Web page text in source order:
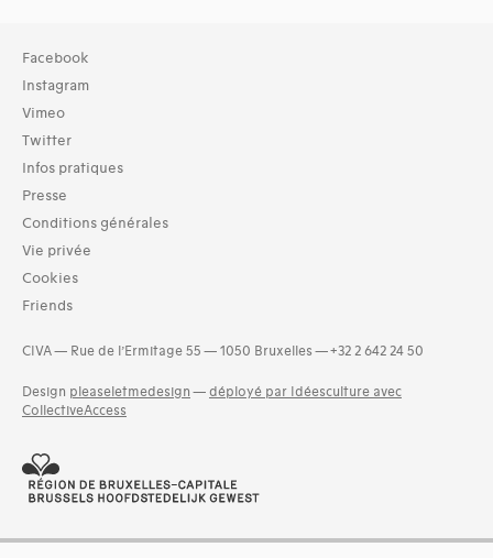
Collection
TOUT (147)
Typologies documents
Livres (147)
Langues
Néerlandais (4)
Polonais (1)
Tchèque (1)
1960s (164)
Facebook
Instagram
Vimeo
Twitter
Infos pratiques
Presse
Conditions générales
Vie privée
Cookies
Friends
CIVA — Rue de l’Ermitage 55 — 1050 Bruxelles — +32 2 642 24 50
Design pleaseletmedesign — déployé par Idéesculture avec
CollectiveAccess